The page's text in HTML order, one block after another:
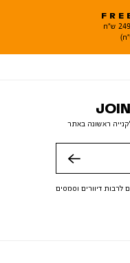
דיוורים וסמסים